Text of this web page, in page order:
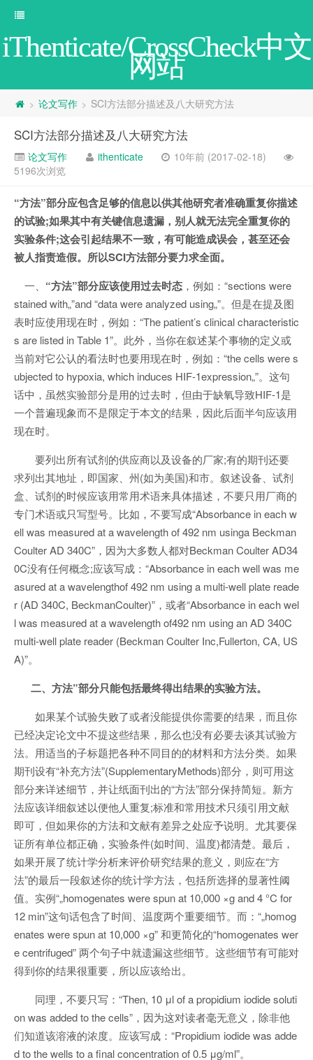
iThenticate/CrossCheck中文
网站
> 论文写作 > SCI方法部分描述及八大研究方法
SCI方法部分描述及八大研究方法
论文写作 ithenticate
10年前 (2017-02-18)
5196次浏览
“方法”部分应包含足够的信息以供其他研究者准确重复你描述
的试验;如果其中有关键信息遗漏，别人就无法完全重复你的
实验条件;这会引起结果不一致，有可能造成误会，甚至还会
被人指责造假。 所以SCI方法部分要力求全面。
一、 “方法”部分应该使用过去时态 ，例如：“sections were
stained with„”and “data were analyzed using„”。但是在提及图
表时应使用现在时，例如：“The patient’s clinical characteristic
s are listed in Table 1”。此外，当你在叙述某个事物的定义或
当前对它公认的看法时也要用现在时，例如：“the cells were s
ubjected to hypoxia, which induces HIF-1expression„”。这句
话中，虽然实验部分是用的过去时，但由于缺氧导致HIF-1是
一个普遍现象而不是限定于本文的结果，因此后面半句应该用
现在时。
要列出所有试剂的供应商以及设备的厂家;有的期刊还要
求列出其地址，即国家、州(如为美国)和市。叙述设备、试剂
盒、试剂的时候应该用常用术语来具体描述，不要只用厂商的
专门术语或只写型号。比如，不要写成“Absorbance in each w
ell was measured at a wavelength of 492 nm usinga Beckman
Coulter AD 340C”，因为大多数人都对Beckman Coulter AD34
0C没有任何概念;应该写成：“Absorbance in each well was me
asured at a wavelengthof 492 nm using a multi-well plate reade
r (AD 340C, BeckmanCoulter)”，或者“Absorbance in each wel
l was measured at a wavelength of492 nm using an AD 340C
multi-well plate reader (Beckman Coulter Inc,Fullerton, CA, US
A)”。
二、方法”部分只能包括最终得出结果的实验方法。
如果某个试验失败了或者没能提供你需要的结果，而且你
已经决定论文中不提这些结果，那么也没有必要去谈其试验方
法。用适当的子标题把各种不同目的的材料和方法分类。如果
期刊设有“补充方法”(SupplementaryMethods)部分，则可用这
部分来详述细节，并让纸面刊出的“方法”部分保持简短。新方
法应该详细叙述以便他人重复;标准和常用技术只须引用文献
即可，但如果你的方法和文献有差异之处应予说明。尤其要保
证所有单位都正确，实验条件(如时间、温度)都清楚。最后，
如果开展了统计学分析来评价研究结果的意义，则应在“方
法”的最后一段叙述你的统计学方法，包括所选择的显著性阈
值。实例“„homogenates were spun at 10,000 ×g and 4 °C for
12 min”这句话包含了时间、温度两个重要细节。而：“„homog
enates were spun at 10,000 ×g” 和更简化的“homogenates wer
e centrifuged” 两个句子中就遗漏这些细节。这些细节有可能对
得到你的结果很重要，所以应该给出。
同理，不要只写：“Then, 10 μl of a propidium iodide soluti
on was added to the cells”，因为这对读者毫无意义，除非他
们知道该溶液的浓度。应该写成：“Propidium iodide was adde
d to the wells to a final concentration of 0.5 μg/ml”。